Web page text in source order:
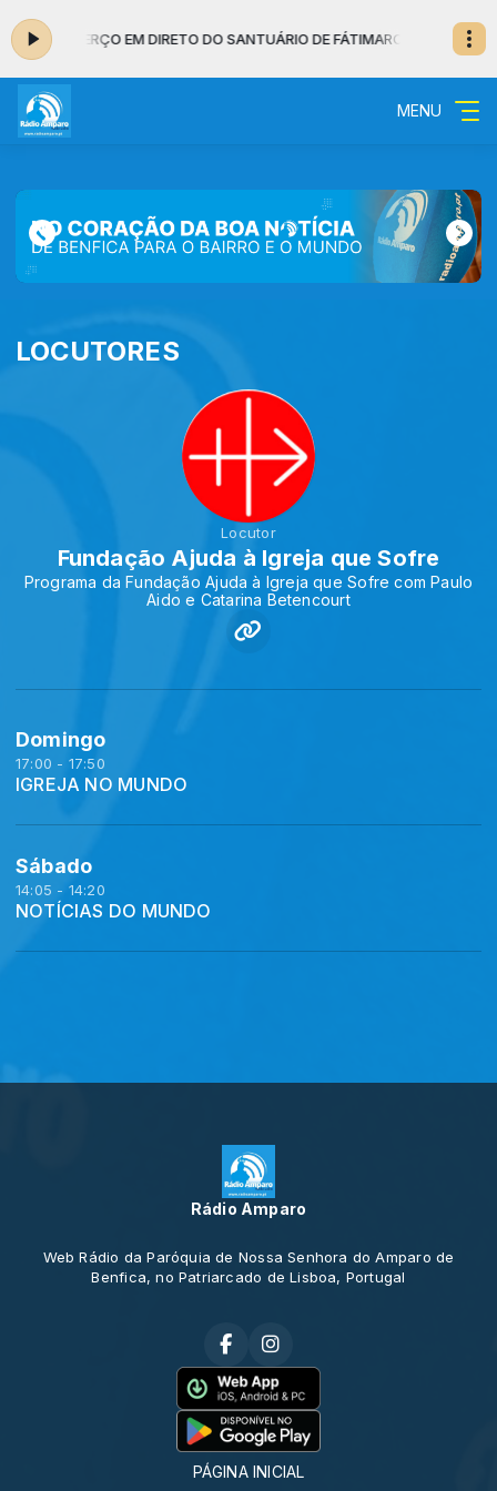
AR: TERÇO EM DIRETO DO SANTUÁRIO DE FÁTIMAROSÁRIO DE
MENU
LOCUTORES
Locutor
Fundação Ajuda à Igreja que Sofre
Programa da Fundação Ajuda à Igreja que Sofre com Paulo
Aido e Catarina Betencourt
Domingo
17:00 - 17:50
IGREJA NO MUNDO
Sábado
14:05 - 14:20
NOTÍCIAS DO MUNDO
Rádio Amparo
Web Rádio da Paróquia de Nossa Senhora do Amparo de
Benfica, no Patriarcado de Lisboa, Portugal
PÁGINA INICIAL